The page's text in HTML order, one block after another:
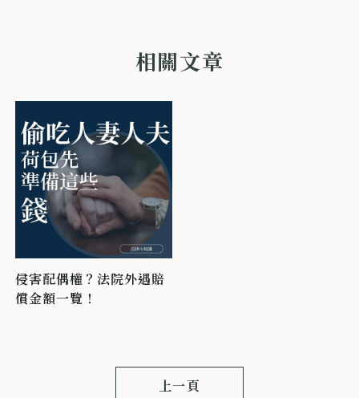
侵害配偶權？法院外遇賠
償金額一覽！
上一頁